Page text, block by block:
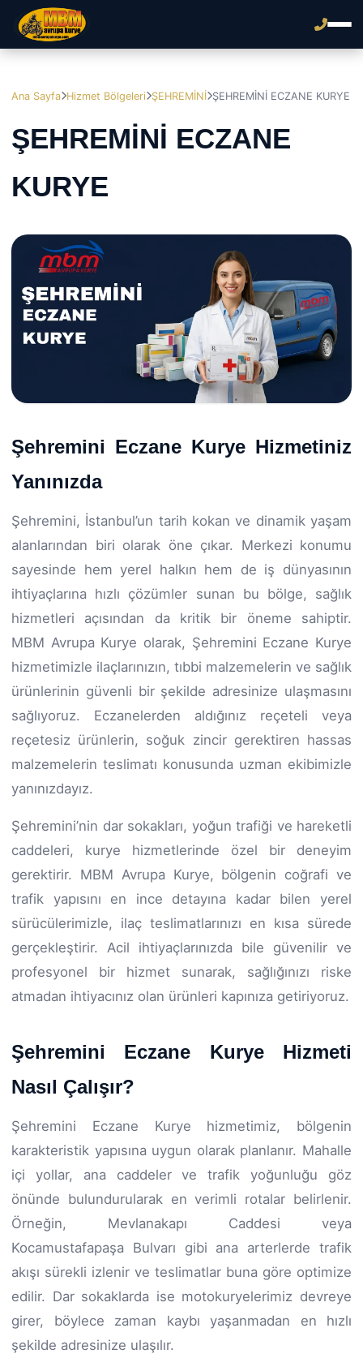
Ana Sayfa Hizmet Bölgeleri ŞEHREMİNİ ŞEHREMİNİ ECZANE KURYE
ŞEHREMİNİ ECZANE
KURYE
Şehremini Eczane Kurye Hizmetiniz
Yanınızda
Şehremini, İstanbul’un tarih kokan ve dinamik yaşam
alanlarından biri olarak öne çıkar. Merkezi konumu
sayesinde hem yerel halkın hem de iş dünyasının
ihtiyaçlarına hızlı çözümler sunan bu bölge, sağlık
hizmetleri açısından da kritik bir öneme sahiptir.
MBM Avrupa Kurye olarak, Şehremini Eczane Kurye
hizmetimizle ilaçlarınızın, tıbbi malzemelerin ve sağlık
ürünlerinin güvenli bir şekilde adresinize ulaşmasını
sağlıyoruz. Eczanelerden aldığınız reçeteli veya
reçetesiz ürünlerin, soğuk zincir gerektiren hassas
malzemelerin teslimatı konusunda uzman ekibimizle
yanınızdayız.
Şehremini’nin dar sokakları, yoğun trafiği ve hareketli
caddeleri, kurye hizmetlerinde özel bir deneyim
gerektirir. MBM Avrupa Kurye, bölgenin coğrafi ve
trafik yapısını en ince detayına kadar bilen yerel
sürücülerimizle, ilaç teslimatlarınızı en kısa sürede
gerçekleştirir. Acil ihtiyaçlarınızda bile güvenilir ve
profesyonel bir hizmet sunarak, sağlığınızı riske
atmadan ihtiyacınız olan ürünleri kapınıza getiriyoruz.
Şehremini Eczane Kurye Hizmeti
Nasıl Çalışır?
Şehremini Eczane Kurye hizmetimiz, bölgenin
karakteristik yapısına uygun olarak planlanır. Mahalle
içi yollar, ana caddeler ve trafik yoğunluğu göz
önünde bulundurularak en verimli rotalar belirlenir.
Örneğin, Mevlanakapı Caddesi veya
Kocamustafapaşa Bulvarı gibi ana arterlerde trafik
akışı sürekli izlenir ve teslimatlar buna göre optimize
edilir. Dar sokaklarda ise motokuryelerimiz devreye
girer, böylece zaman kaybı yaşanmadan en hızlı
şekilde adresinize ulaşılır.